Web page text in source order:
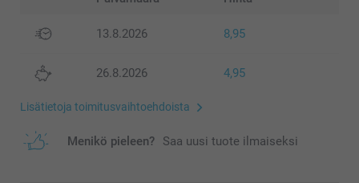
13.8.2026 8,95
26.8.2026 4,95
Lisätietoja toimitusvaihtoehdoista
Menikö pieleen? Saa uusi tuote ilmaiseksi